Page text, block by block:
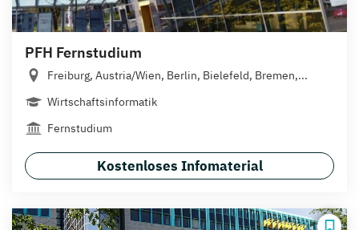
PFH Fernstudium
Freiburg, Austria/Wien, Berlin, Bielefeld, Bremen,...
Wirtschaftsinformatik
Fernstudium
Kostenloses Infomaterial